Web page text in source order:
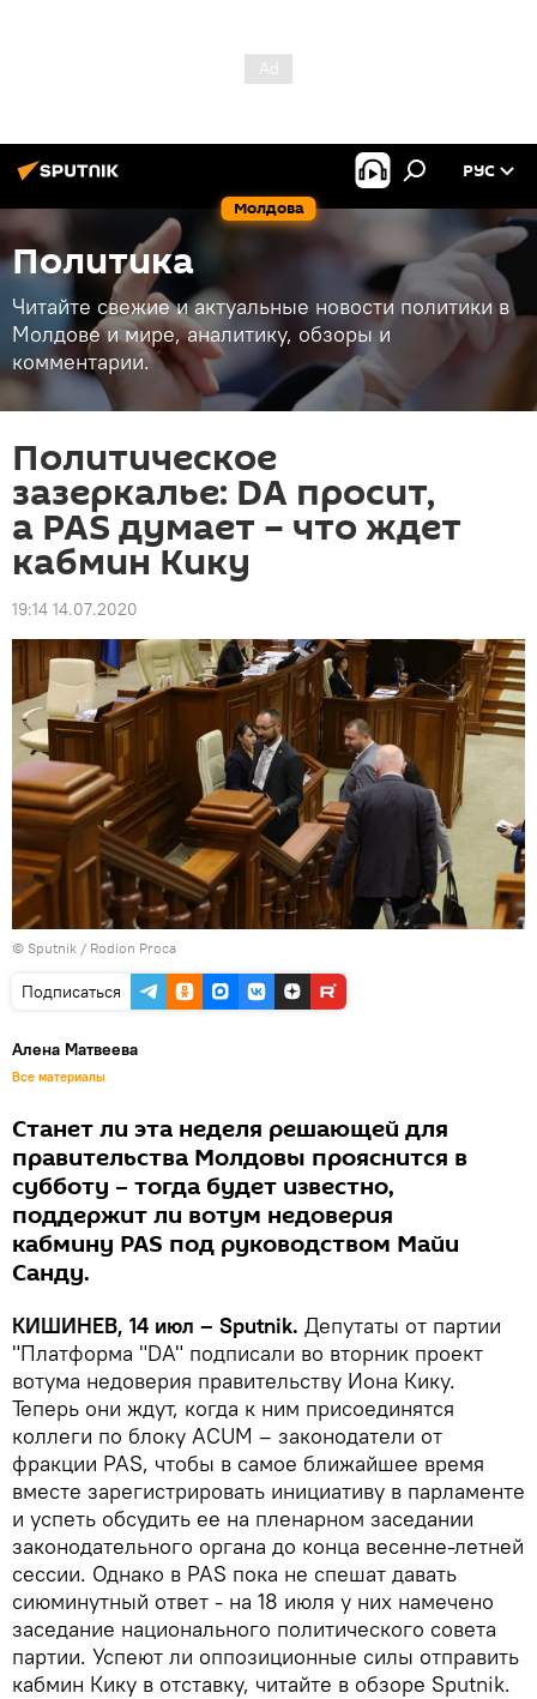
Молдова
РУС
Политика
Читайте свежие и актуальные новости политики в
Молдове и мире, аналитику, обзоры и
комментарии.
Политическое
зазеркалье: DA просит,
а PAS думает – что ждет
кабмин Кику
19:14 14.07.2020
© Sputnik / Rodion Proca
Подписаться
Алена Матвеева
Все материалы
Станет ли эта неделя решающей для
правительства Молдовы прояснится в
субботу – тогда будет известно,
поддержит ли вотум недоверия
кабмину PAS под руководством Майи
Санду.
КИШИНЕВ, 14 июл – Sputnik. Депутаты от партии
"Платформа "DA" подписали во вторник проект
вотума недоверия правительству Иона Кику.
Теперь они ждут, когда к ним присоединятся
коллеги по блоку ACUM – законодатели от
фракции PAS, чтобы в самое ближайшее время
вместе зарегистрировать инициативу в парламенте
и успеть обсудить ее на пленарном заседании
законодательного органа до конца весенне-летней
сессии. Однако в PAS пока не спешат давать
сиюминутный ответ - на 18 июля у них намечено
заседание национального политического совета
партии. Успеют ли оппозиционные силы отправить
кабмин Кику в отставку, читайте в обзоре Sputnik.